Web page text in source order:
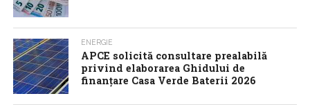
ENERGIE
APCE solicită consultare prealabilă
privind elaborarea Ghidului de
finanțare Casa Verde Baterii 2026